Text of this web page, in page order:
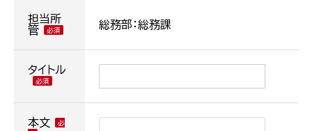
担当所
管
総務部：総務課
タイトル
本文